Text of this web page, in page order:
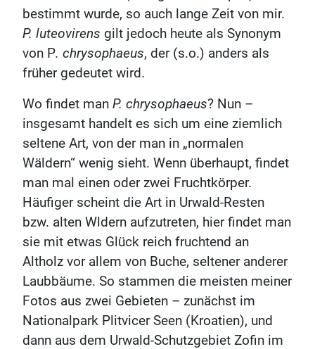
bestimmt wurde, so auch lange Zeit von mir.
P. luteovirens gilt jedoch heute als Synonym
von P. chrysophaeus, der (s.o.) anders als
früher gedeutet wird.
Wo findet man P. chrysophaeus? Nun –
insgesamt handelt es sich um eine ziemlich
seltene Art, von der man in „normalen
Wäldern“ wenig sieht. Wenn überhaupt, findet
man mal einen oder zwei Fruchtkörper.
Häufiger scheint die Art in Urwald-Resten
bzw. alten Wldern aufzutreten, hier findet man
sie mit etwas Glück reich fruchtend an
Altholz vor allem von Buche, seltener anderer
Laubbäume. So stammen die meisten meiner
Fotos aus zwei Gebieten – zunächst im
Nationalpark Plitvicer Seen (Kroatien), und
dann aus dem Urwald-Schutzgebiet Zofin im